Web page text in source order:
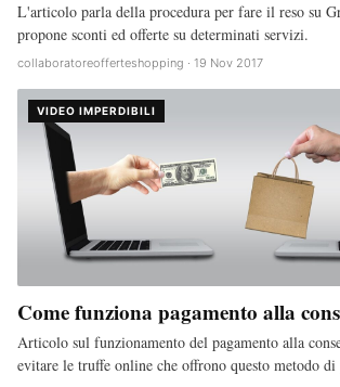
L'articolo parla della procedura per fare il reso su
propone sconti ed offerte su determinati servizi.
collaboratoreofferteshopping · 19 Nov 2017
VIDEO IMPERDIBILI
Come funziona pagamento alla
Articolo sul funzionamento del pagamento alla
evitare le truffe online che offrono questo metodo di